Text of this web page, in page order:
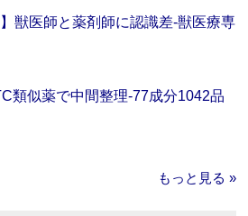
獣医師と薬剤師に認識差‐獣医療専
類似薬で中間整理‐77成分1042品
もっと見る »